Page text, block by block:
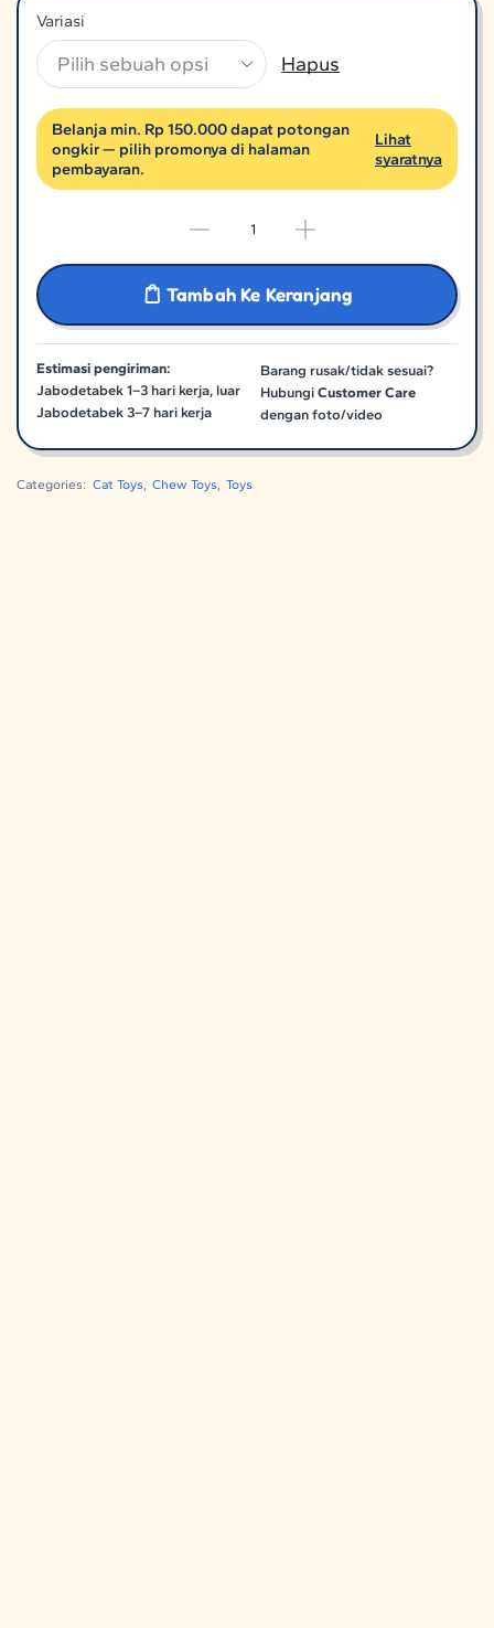
Variasi
Hapus
Belanja min. Rp 150.000 dapat potongan
ongkir — pilih promonya di halaman
pembayaran.
Lihat
syaratnya
Tambah Ke Keranjang
Estimasi pengiriman:
Jabodetabek 1–3 hari kerja, luar
Jabodetabek 3–7 hari kerja
Barang rusak/tidak sesuai?
HubungiCustomer Care
dengan foto/video
Categories: Cat Toys, Chew Toys, Toys